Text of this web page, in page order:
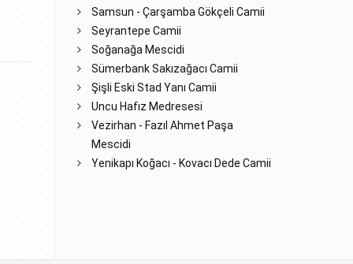
Samsun - Çarşamba Gökçeli Camii
Seyrantepe Camii
Soğanağa Mescidi
Sümerbank Sakızağacı Camii
Şişli Eski Stad Yanı Camii
Uncu Hafız Medresesi
Vezirhan - Fazıl Ahmet Paşa
Mescidi
Yenikapı Koğacı - Kovacı Dede Camii